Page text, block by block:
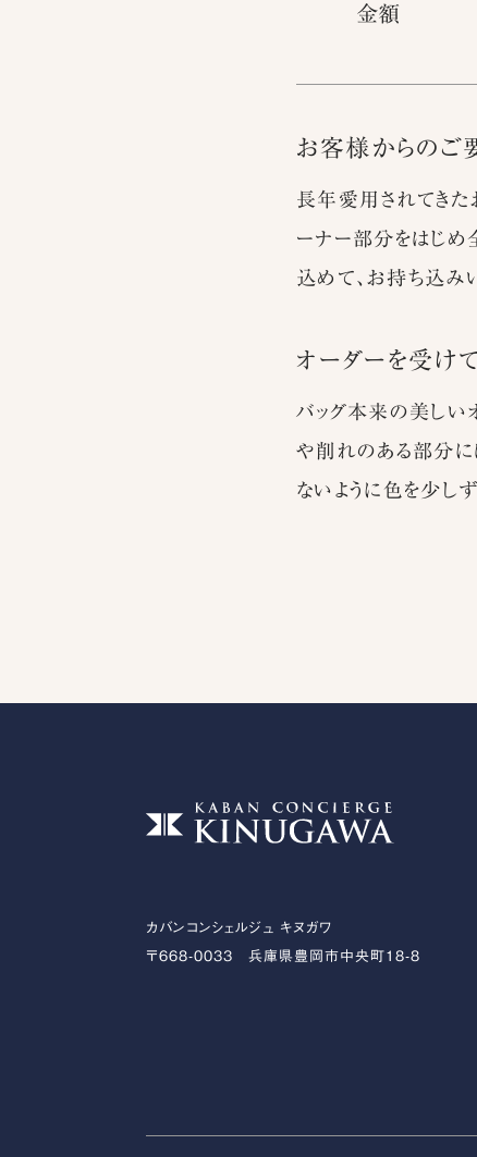
金額
お客様からのご
長年愛用されてきた
ーナー部分をはじめ
込めて、お持ち込み
オーダーを受け
バッグ本来の美しい
や削れのある部分に
ないように色を少し
カバンコンシェルジュ キヌガワ
〒668-0033 兵庫県豊岡市中央町18-8